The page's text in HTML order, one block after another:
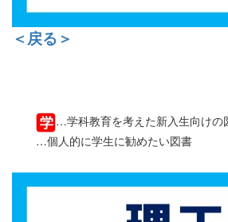
＜戻る＞
…学科教育を考えた新入生
…個人的に学生に勧めたい図